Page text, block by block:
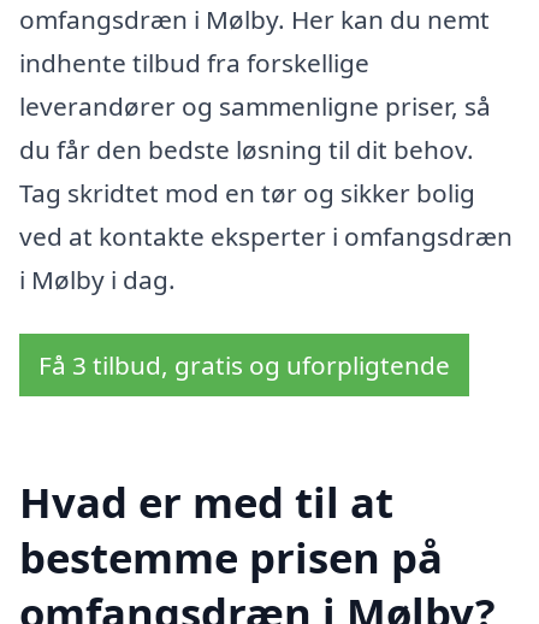
omfangsdræn i Mølby. Her kan du nemt
indhente tilbud fra forskellige
leverandører og sammenligne priser, så
du får den bedste løsning til dit behov.
Tag skridtet mod en tør og sikker bolig
ved at kontakte eksperter i omfangsdræn
i Mølby i dag.
Få 3 tilbud, gratis og uforpligtende
Hvad er med til at
bestemme prisen på
omfangsdræn i Mølby?